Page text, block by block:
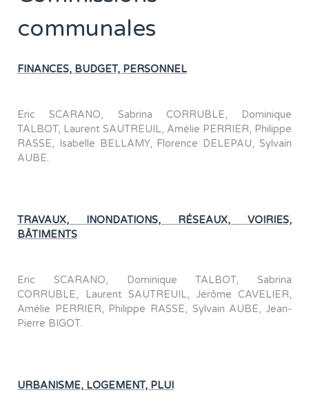
communales
FINANCES, BUDGET, PERSONNEL
Eric SCARANO, Sabrina CORRUBLE, Dominique
TALBOT, Laurent SAUTREUIL, Amélie PERRIER, Philippe
RASSE, Isabelle BELLAMY, Florence DELEPAU, Sylvain
AUBE.
TRAVAUX, INONDATIONS, RÉSEAUX, VOIRIES,
BÂTIMENTS
Eric SCARANO, Dominique TALBOT, Sabrina
CORRUBLE, Laurent SAUTREUIL, Jérôme CAVELIER,
Amélie PERRIER, Philippe RASSE, Sylvain AUBE, Jean-
Pierre BIGOT.
URBANISME, LOGEMENT, PLUI